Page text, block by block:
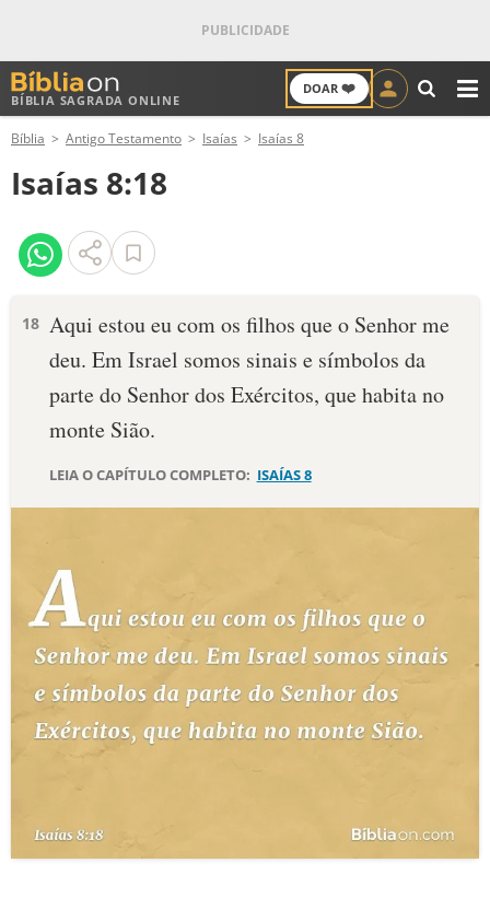
BÍBLIA SAGRADA ONLINE
DOAR ❤️
ANTIGO TESTAMENTO
NOVO TESTAMENTO
VERSÍCULOS
PALAVRA DO DIA
SALMO DO DIA
DEVOCIONAL DIÁRIO
ESTUDOS BÍBLICOS
ESBOÇOS DE PREGAÇÃO
TEMAS
PERGUNTE À BÍBLIA
QUEM SOMOS
Bíblia Antigo Testamento Isaías Isaías 8
Isaías 8:18
18 Aqui estou eu com os filhos que o Senhor me
deu. Em Israel somos sinais e símbolos da
parte do Senhor dos Exércitos, que habita no
monte Sião.
LEIA O CAPÍTULO COMPLETO: ISAÍAS 8